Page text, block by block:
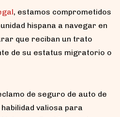
, estamos comprometidos
hispana a navegar en
que reciban un trato
de su estatus migratorio o
de seguro de auto de
valiosa para